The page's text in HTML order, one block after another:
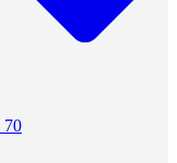
70